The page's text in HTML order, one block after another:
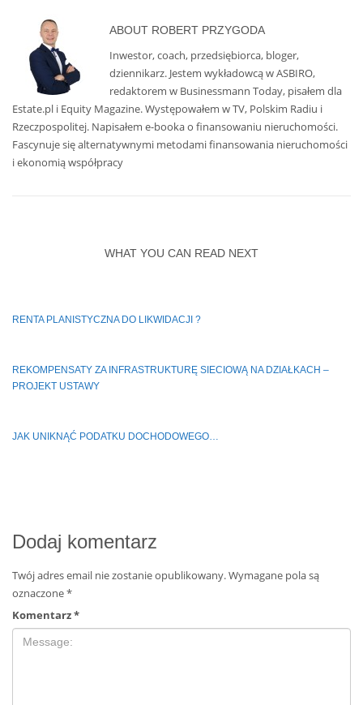
ABOUT ROBERT PRZYGODA
Inwestor, coach, przedsiębiorca, bloger,
dziennikarz. Jestem wykładowcą w ASBIRO,
redaktorem w Businessmann Today, pisałem dla
Estate.pl i Equity Magazine. Występowałem w TV, Polskim Radiu i
Rzeczpospolitej. Napisałem e-booka o finansowaniu nieruchomości.
Fascynuje się alternatywnymi metodami finansowania nieruchomości
i ekonomią współpracy
WHAT YOU CAN READ NEXT
RENTA PLANISTYCZNA DO LIKWIDACJI ?
REKOMPENSATY ZA INFRASTRUKTURĘ SIECIOWĄ NA DZIAŁKACH –
PROJEKT USTAWY
JAK UNIKNĄĆ PODATKU DOCHODOWEGO…
Dodaj komentarz
Twój adres email nie zostanie opublikowany.Wymagane pola są
oznaczone*
Komentarz*